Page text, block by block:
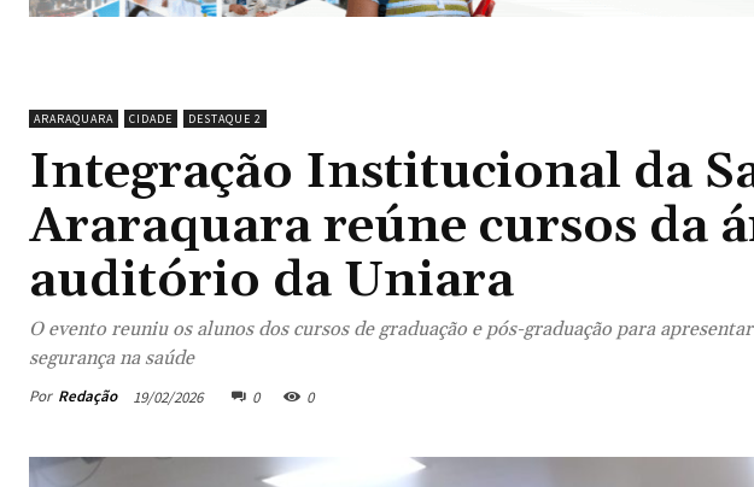
ARARAQUARA CIDADE DESTAQUE 2
Integração Institucional da
Araraquara reúne cursos da
auditório da Uniara
O evento reuniu os alunos dos cursos de graduação e pós-graduação para
segurança na saúde
Por Redação 19/02/2026 0 0